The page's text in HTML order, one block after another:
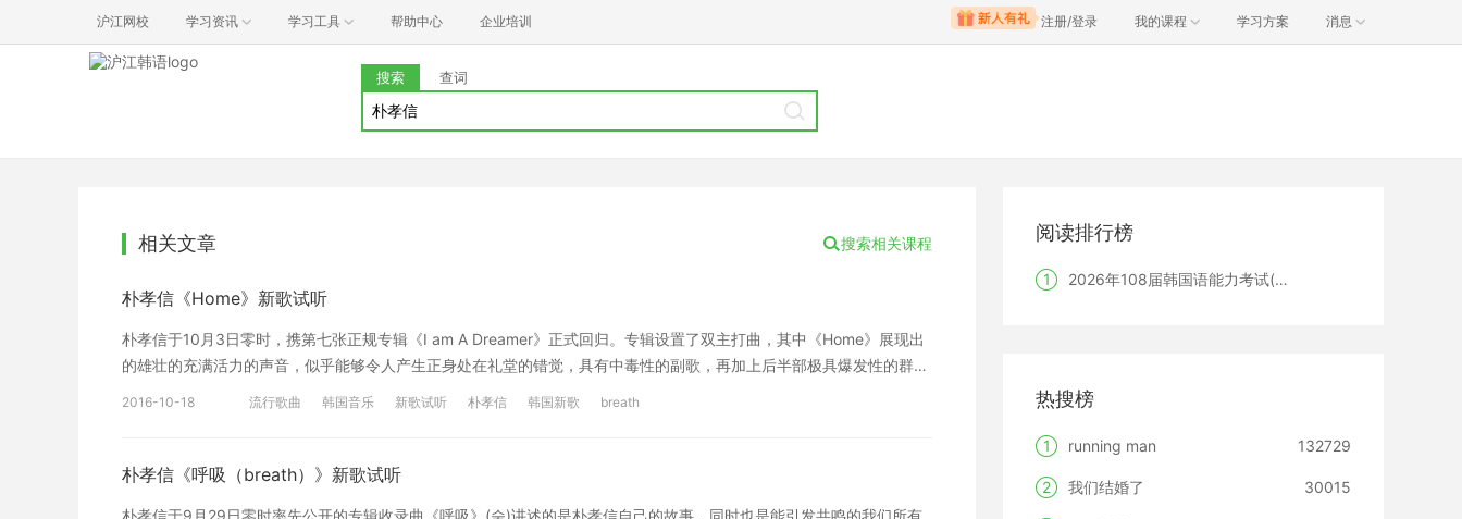
沪江网校 学习资讯 学习工具 帮助中心 企业培训 注册/登录 我的课程 学习方案 消息
搜索 查词
相关文章 搜索相关课程
朴孝信《Home》新歌试听
朴孝信于10月3日零时，携第七张正规专辑《I am A Dreamer》正式回归。专辑设置了双主打曲，其中《Home》展现出
的雄壮的充满活力的声音，似乎能够令人产生正身处在礼堂的错觉，具有中毒性的副歌，再加上后半部极具爆发性的群
의 기척이 들려 And I fly high I’m in sky high 너를 안고서 And I’m so alive, seems like I belong here 나의 세상은 너,
2016-10-18 流行歌曲 韩国音乐 新歌试听 朴孝信 韩国新歌 breath
朴孝信《呼吸（breath）》新歌试听
朴孝信于9月29日零时率先公开的专辑收录曲《呼吸》(숨)讲述的是朴孝信自己的故事，同时也是能引发共鸣的我们所有
阅读排行榜
1 2026年108届韩国语能力考试(TOPIK)韩国报名时间
热搜榜
1 running man 132729
2 我们结婚了 30015